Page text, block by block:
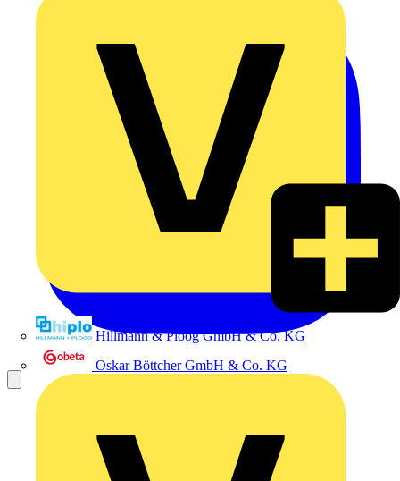
Hillmann & Ploog GmbH & Co. KG
Oskar Böttcher GmbH & Co. KG